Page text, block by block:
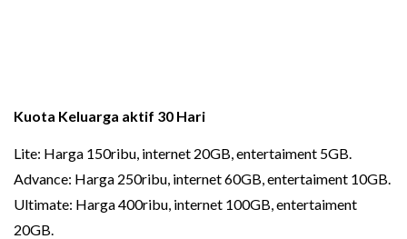
Kuota Keluarga aktif 30 Hari
Lite: Harga 150ribu, internet 20GB, entertaiment 5GB.
Advance: Harga 250ribu, internet 60GB, entertaiment 10GB.
Ultimate: Harga 400ribu, internet 100GB, entertaiment
20GB.